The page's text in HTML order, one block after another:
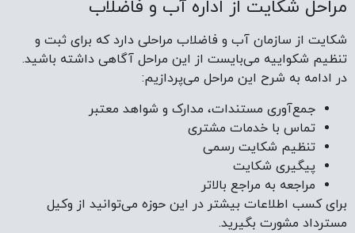
مراحل شکایت از اداره آب و فاضلاب
شکایت از سازمان آب و فاضلاب مراحلی دارد که برای ثبت و
تنظیم شکواییه می‌بایست از این مراحل آگاهی داشته باشید.
در ادامه به شرح این مراحل می‌پردازیم:
جمع‌آوری مستندات، مدارک و شواهد معتبر
تماس با خدمات مشتری
تنظیم شکایت رسمی
پیگیری شکایت
مراجعه به مراجع بالاتر
برای کسب اطلاعات بیشتر در این حوزه می‌توانید از وکیل
مسترداد مشورت بگیرید.